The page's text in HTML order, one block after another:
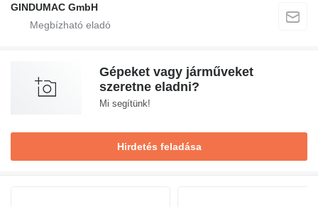
GINDUMAC GmbH
Gépeket vagy járműveket
szeretne eladni?
Mi segítünk!
Hirdetés feladása